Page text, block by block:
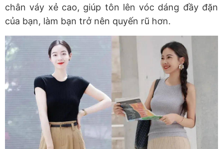
chân váy xẻ cao, giúp tôn lên vóc dáng đầy đặn
của bạn, làm bạn trở nên quyến rũ hơn.